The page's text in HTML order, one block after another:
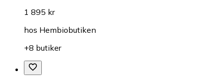
1 895 kr
hos Hembiobutiken
+8 butiker